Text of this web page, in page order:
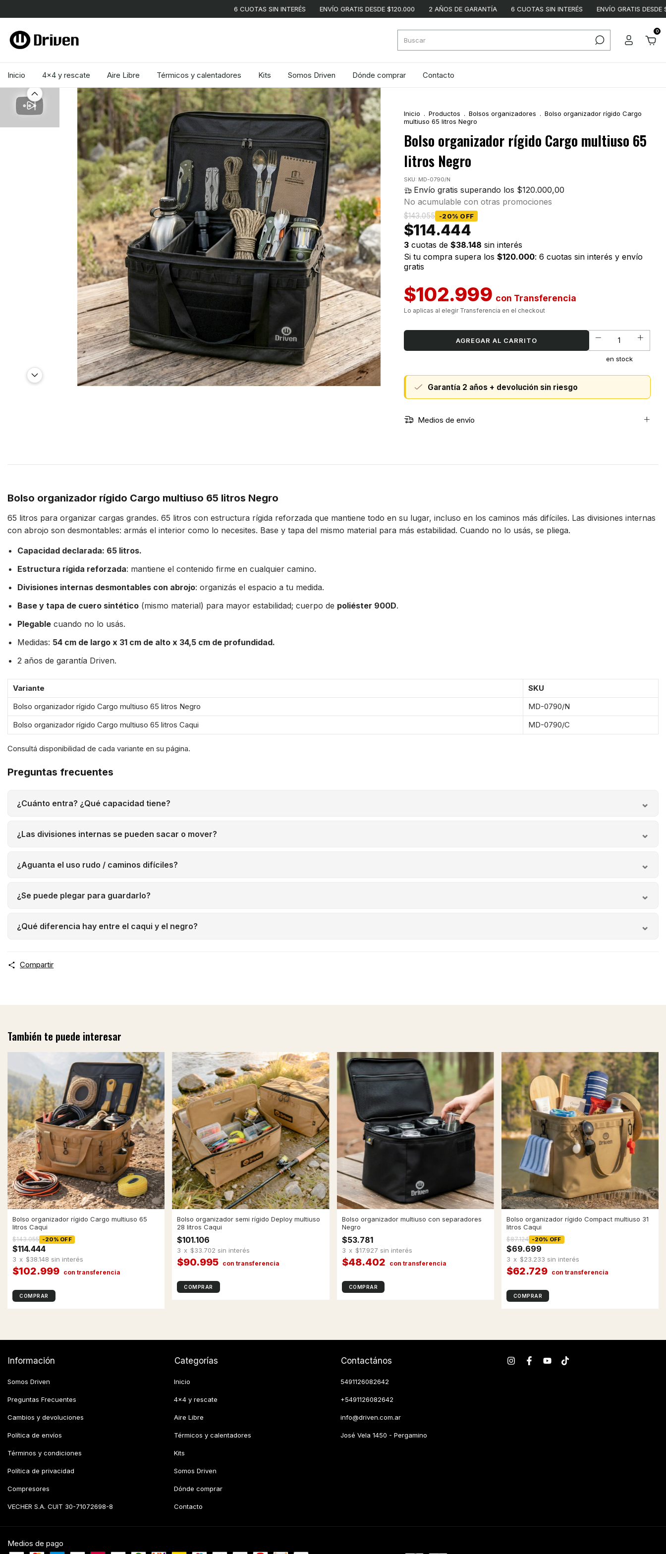
0
Inicio 4x4 y rescate Aire Libre Térmicos y calentadores Kits Somos Driven Dónde comprar Contacto
6 CUOTAS SIN INTERÉS ENVÍO GRATIS DESDE $120.000 2 AÑOS DE GARANTÍA 6 CUOTAS SIN INTERÉS ENVÍO GRATIS DESDE $120.000
Inicio . Productos . Bolsos organizadores . Bolso organizador rígido Cargo
multiuso 65 litros Negro
Bolso organizador rígido Cargo multiuso 65
litros Negro
SKU: MD-0790/N
$114.444
-20% OFF
$143.055
$102.999 con
3 cuotas de $38.148 sin interés
Si tu compra supera los $120.000: 6 cuotas sin interés y envío
gratis
Envío gratis superando los $120.000,00
No acumulable con otras promociones
en stock
Garantía 2 años + devolución sin riesgo
Medios de envío
Bolso organizador rígido Cargo multiuso 65 litros Negro
65 litros para organizar cargas grandes. 65 litros con estructura rígida reforzada que mantiene todo en su lugar, incluso en los caminos más difíciles. Las divisiones internas
con abrojo son desmontables: armás el interior como lo necesites. Base y tapa del mismo material para más estabilidad. Cuando no lo usás, se pliega.
Capacidad declarada: 65 litros.
Estructura rígida reforzada: mantiene el contenido firme en cualquier camino.
Divisiones internas desmontables con abrojo: organizás el espacio a tu medida.
Base y tapa de cuero sintético (mismo material) para mayor estabilidad; cuerpo de poliéster 900D.
Plegable cuando no lo usás.
Medidas: 54 cm de largo x 31 cm de alto x 34,5 cm de profundidad.
2 años de garantía Driven.
Variante
SKU
Bolso organizador rígido Cargo multiuso 65 litros Negro
MD-0790/N
Bolso organizador rígido Cargo multiuso 65 litros Caqui
MD-0790/C
Consultá disponibilidad de cada variante en su página.
Preguntas frecuentes
¿Cuánto entra? ¿Qué capacidad tiene?
¿Las divisiones internas se pueden sacar o mover?
¿Aguanta el uso rudo / caminos difíciles?
¿Se puede plegar para guardarlo?
¿Qué diferencia hay entre el caqui y el negro?
Compartir
También te puede interesar
Bolso organizador rígido Cargo multiuso 65
litros Caqui
$114.444
-20% OFF
$143.055
$102.999
3 x $38.148 sin interés
Bolso organizador semi rígido Deploy multiuso
28 litros Caqui
$101.106
$90.995
3 x $33.702 sin interés
Bolso organizador multiuso con separadores
Negro
$53.781
$48.402
3 x $17.927 sin interés
Bolso organizador rígido Compact multiuso 31
litros Caqui
$69.699
-20% OFF
$87.124
$62.729
3 x $23.233 sin interés
Información
Somos Driven
Preguntas Frecuentes
Cambios y devoluciones
Política de envíos
Términos y condiciones
Política de privacidad
Compresores
VECHER S.A. CUIT 30-71072698-8
Categorías
Inicio
4x4 y rescate
Aire Libre
Térmicos y calentadores
Kits
Somos Driven
Dónde comprar
Contacto
Contactános
5491126082642
+5491126082642
info@driven.com.ar
José Vela 1450 - Pergamino
Medios de pago